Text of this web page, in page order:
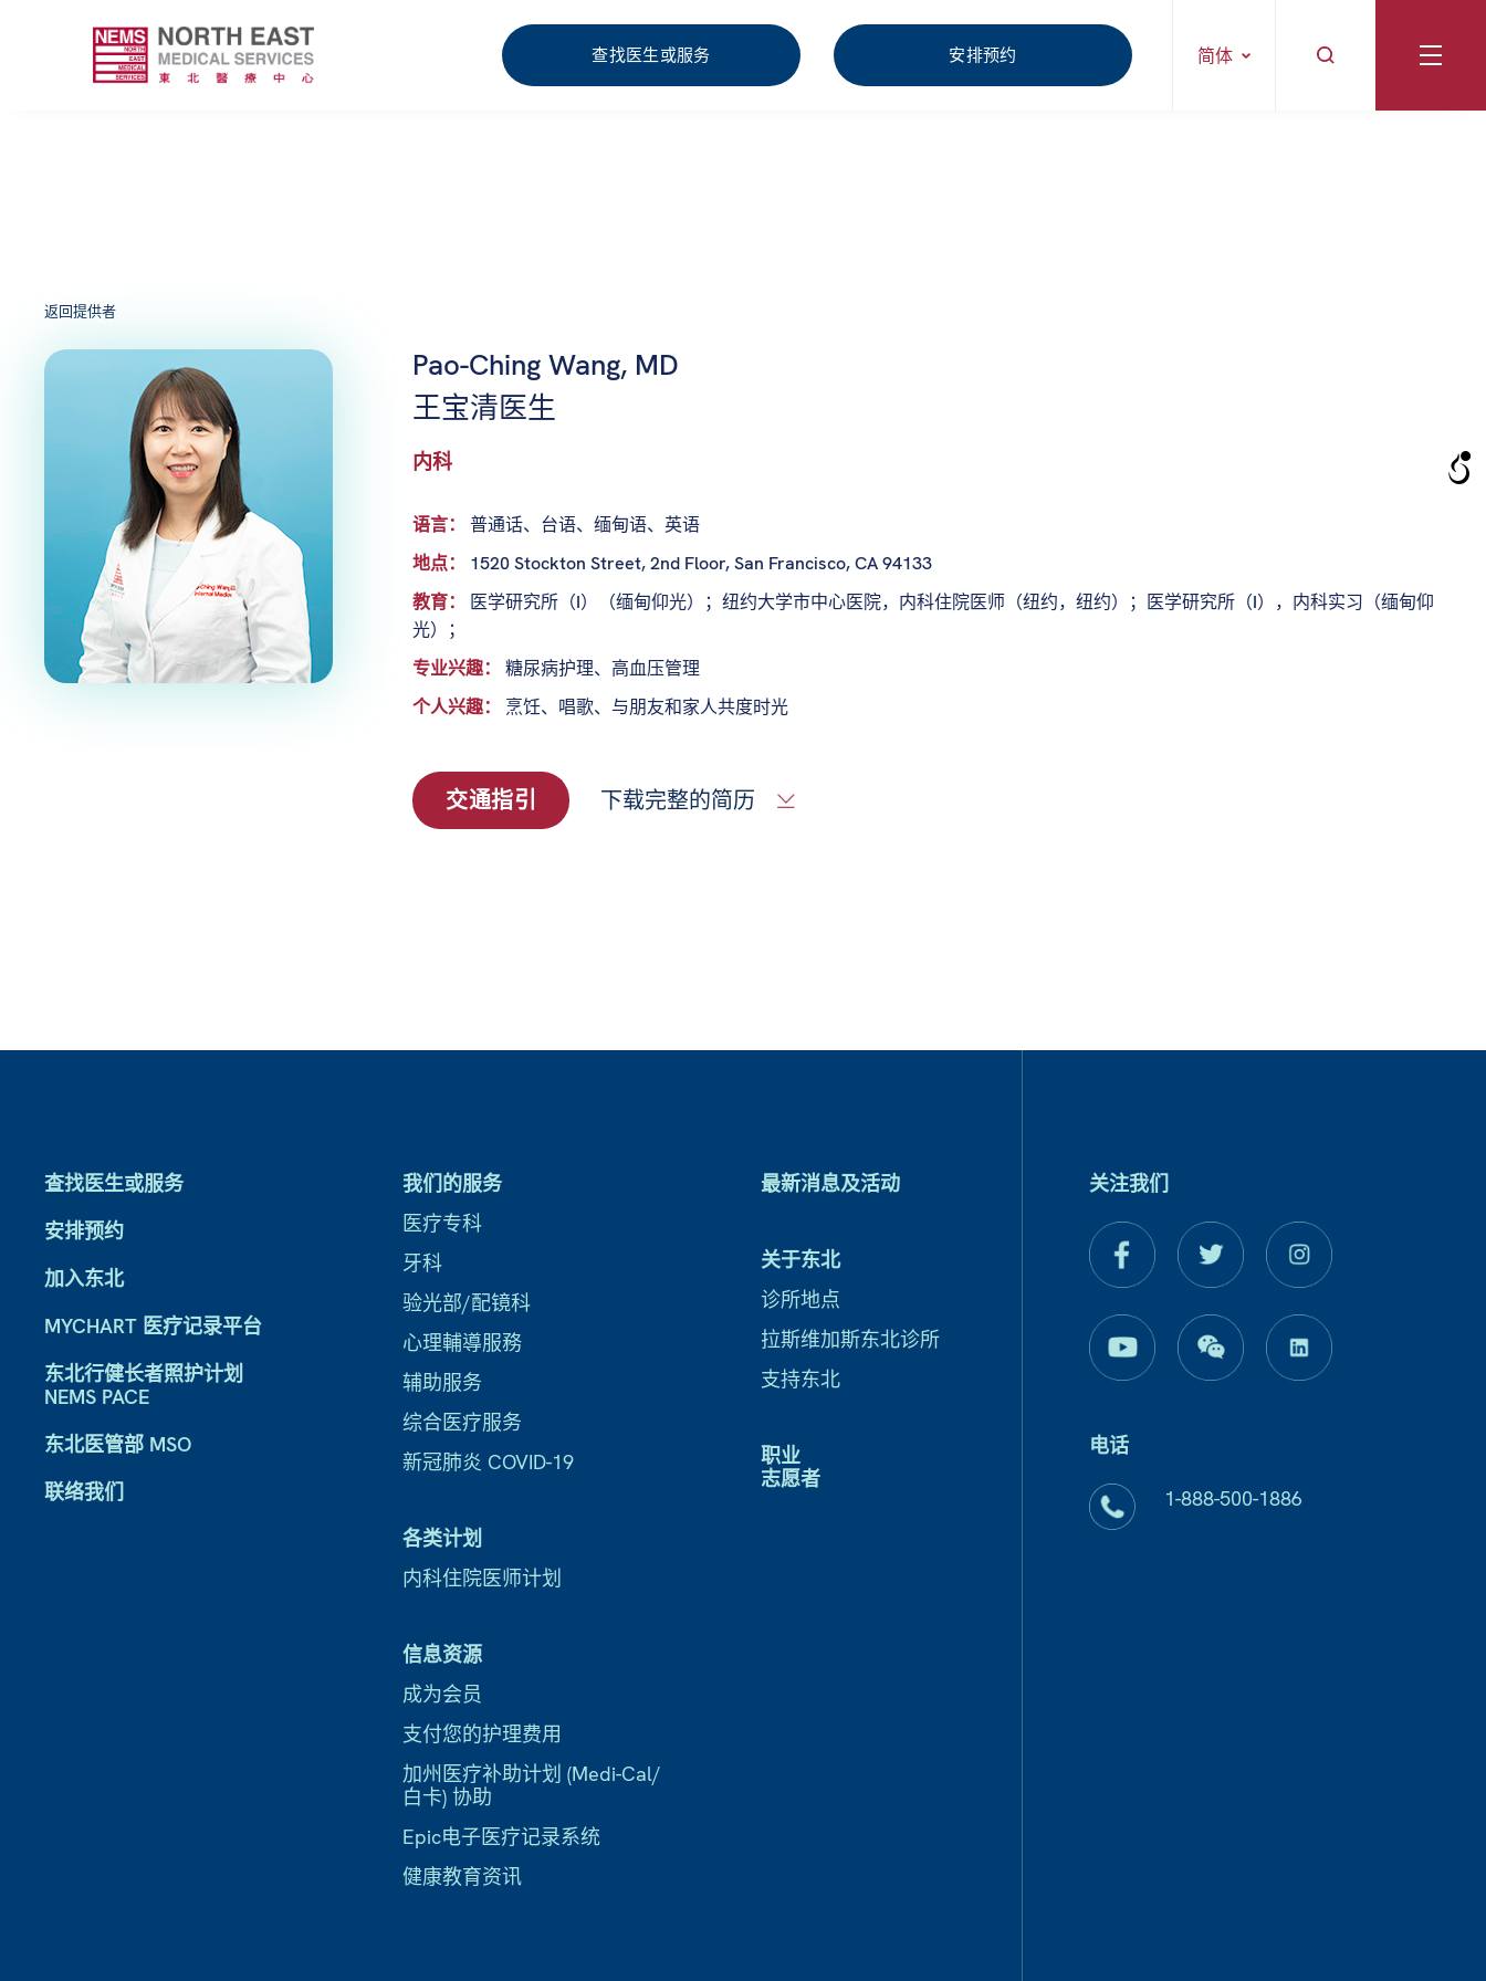
查找医生或服务 安排预约 简体
返回提供者
Pao-Ching Wang, MD
王宝清医生
内科
语言： 普通话、台语、缅甸语、英语
地点：
1520 Stockton Street, 2nd Floor, San Francisco, CA 94133
教育：
医学研究所（I）（缅甸仰光）；纽约大学市中心医院，内科住院医师（纽约，纽约）；医学研究所（I），内科实习（缅甸仰
光）；
专业兴趣：
糖尿病护理、高血压管理
个人兴趣：
烹饪、唱歌、与朋友和家人共度时光
交通指引 下载完整的简历
查找医生或服务
安排预约
加入东北
MYCHART 医疗记录平台
东北行健长者照护计划
NEMS PACE
东北医管部 MSO
联络我们
我们的服务
医疗专科
牙科
验光部/配镜科
心理輔導服務
辅助服务
综合医疗服务
新冠肺炎 COVID-19
各类计划
内科住院医师计划
信息资源
成为会员
支付您的护理费用
加州医疗补助计划 (Medi-Cal/
白卡) 协助
Epic电子医疗记录系统
健康教育资讯
最新消息及活动
关于东北
诊所地点
拉斯维加斯东北诊所
支持东北
职业
志愿者
关注我们
电话
1-888-500-1886